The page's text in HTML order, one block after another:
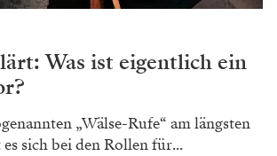
Was ist eigentlich ein
„Wälse-Rufe“ am längsten
sich bei den Rollen für...